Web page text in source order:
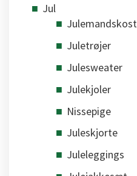
Jul
Juletrøjer
Julesweater
Julekjoler
Nissepige
Juleskjorte
Juleleggings